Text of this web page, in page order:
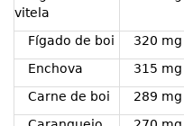
vitela
Fígado de boi 320 mg
Enchova
315 mg
Carne de boi
289 mg